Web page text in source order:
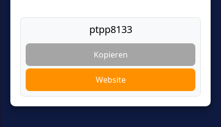
Kopieren
Website